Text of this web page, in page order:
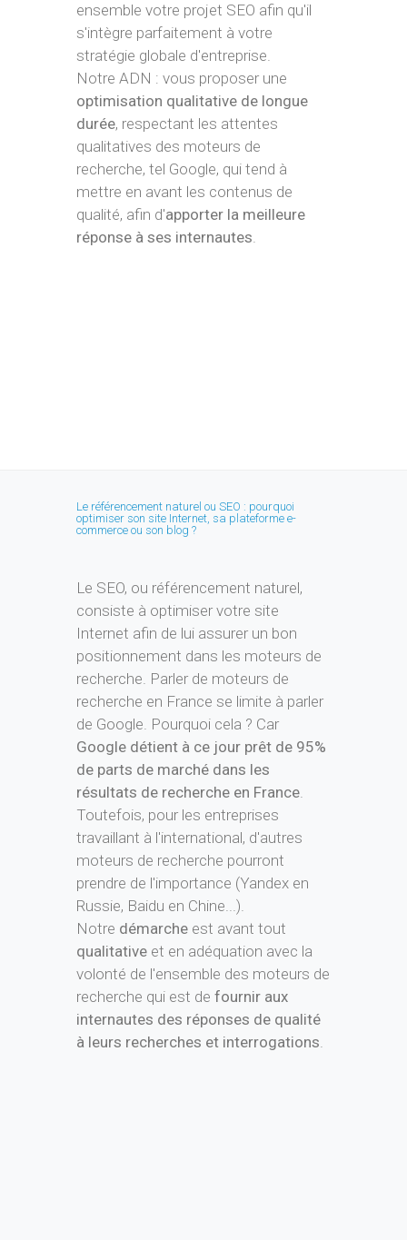
ensemble votre projet SEO afin qu'il
s'intègre parfaitement à votre
stratégie globale d'entreprise.
Notre ADN : vous proposer une
optimisation qualitative de longue
durée, respectant les attentes
qualitatives des moteurs de
recherche, tel Google, qui tend à
mettre en avant les contenus de
qualité, afin d'apporter la meilleure
réponse à ses internautes.
consiste à optimiser votre site
Internet afin de lui assurer un bon
recherche en France se limite à parler
de Google. Pourquoi cela ? Car
Google détient à ce jour prêt de 95%
de parts de marché dans les
résultats de recherche en France
Toutefois, pour les entreprises
travaillant à l'international, d'autres
moteurs de recherche pourront
prendre de l'importance (Yandex en
Russie, Baidu en Chine...).
Notredémarcheest avant tout
qualitativeet en adéquation avec la
volonté de l'ensemble des moteurs de
recherche qui est defournir aux
internautes des réponses de qualité
à leurs recherches et interrogations